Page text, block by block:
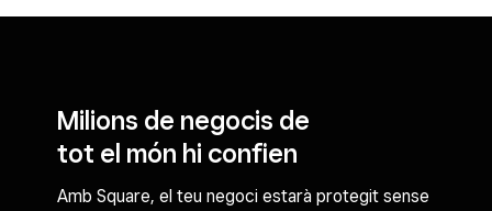
Milions de negocis de
tot el món hi confien
Amb Square, el teu negoci estarà protegit sense